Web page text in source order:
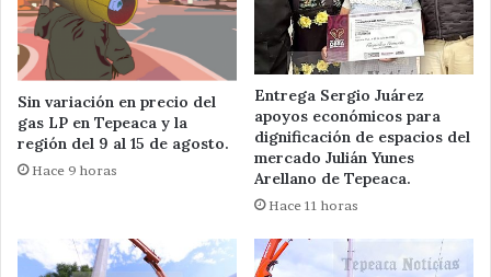
Sin variación en precio del
gas LP en Tepeaca y la
región del 9 al 15 de agosto.
Hace 9 horas
Entrega Sergio Juárez
apoyos económicos para
dignificación de espacios del
mercado Julián Yunes
Arellano de Tepeaca.
Hace 11 horas